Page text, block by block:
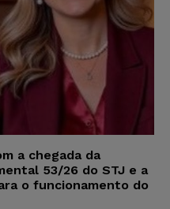
a chegada da
53/26 do STJ e a
o funcionamento do